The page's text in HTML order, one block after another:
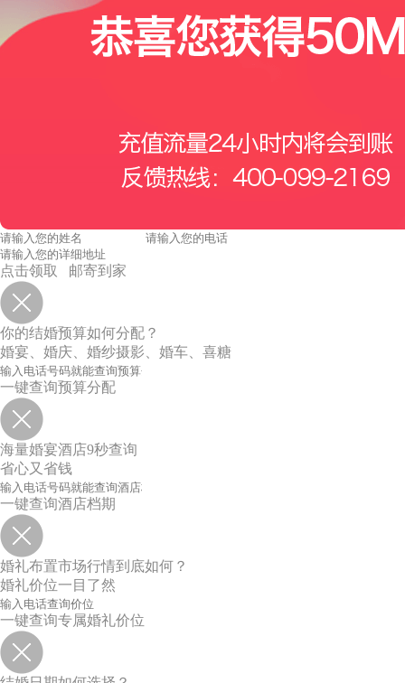
点击领取 邮寄到家
你的结婚预算如何分配？
婚宴、婚庆、婚纱摄影、婚车、喜糖
一键查询预算分配
海量婚宴酒店9秒查询
省心又省钱
一键查询酒店档期
婚礼布置市场行情到底如何？
婚礼价位一目了然
一键查询专属婚礼价位